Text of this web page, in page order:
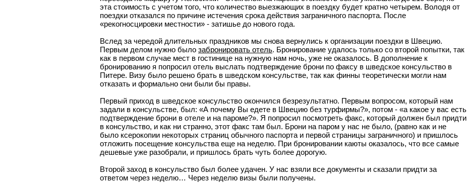
эта стоимость с учетом того, что количество выезжающих в поездку будет кратно четырем. Володя от
поездки отказался по причине истечения срока действия заграничного паспорта. После
«рекогносцировки местности» - затишье до нового года.
Вслед за чередой длительных праздников мы снова вернулись к организации поездки в Швецию.
Первым делом нужно было забронировать отель. Бронирование удалось только со второй попытки, так
как в первом случае мест в гостинице на нужную нам ночь, уже не оказалось. В дополнение к
бронированию я попросил отель выслать подтверждение брони по факсу в шведское консульство в
Питере. Визу было решено брать в шведском консульстве, так как финны теоретически могли нам
отказать и формально они были бы правы.
Первый приход в шведское консульство окончился безрезультатно. Первым вопросом, который нам
задали в консульстве, был: «А почему Вы едете в Швецию без турфирмы?», потом - «а какое у вас есть
подтверждение брони в отеле и на пароме?». Я попросил посмотреть факс, который должен был придти
в консульство, и как ни странно, этот факс там был. Брони на паром у нас не было, (равно как и не
было ксерокопии некоторых страниц обычного паспорта и первой страницы заграничного) и пришлось
отложить посещение консульства еще на неделю. При бронировании каюты оказалось, что все самые
дешевые уже разобрали, и пришлось брать чуть более дорогую.
Второй заход в консульство был более удачен. У нас взяли все документы и сказали придти за
ответом через неделю… Через неделю визы были получены.